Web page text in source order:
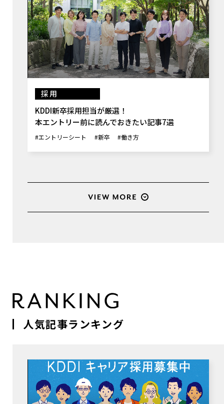
採用
KDDI新卒採用担当が厳選！
本エントリー前に読んでおきたい記事7選
#エントリーシート #新卒 #働き方
人気記事ランキング